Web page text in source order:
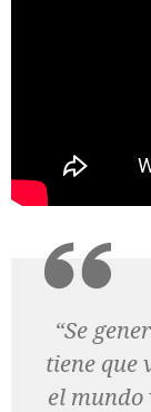
“Se
tiene que
el mundo